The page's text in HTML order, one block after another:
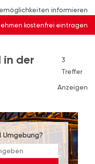
informieren
kostenfrei eintragen
in der
3
Treffer
Anzeigen
Umgebung?